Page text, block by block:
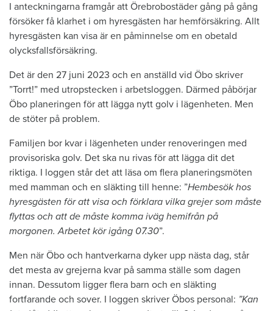
I anteckningarna framgår att Örebrobostäder gång på gång
försöker få klarhet i om hyresgästen har hemförsäkring. Allt
hyresgästen kan visa är en påminnelse om en obetald
olycksfallsförsäkring.
Det är den 27 juni 2023 och en anställd vid Öbo skriver
”Torrt!” med utropstecken i arbetsloggen. Därmed påbörjar
Öbo planeringen för att lägga nytt golv i lägenheten. Men
de stöter på problem.
Familjen bor kvar i lägenheten under renoveringen med
provisoriska golv. Det ska nu rivas för att lägga dit det
riktiga. I loggen står det att läsa om flera planeringsmöten
med mamman och en släkting till henne: ”Hembesök hos
hyresgästen för att visa och förklara vilka grejer som måste
flyttas och att de måste komma iväg hemifrån på
morgonen. Arbetet kör igång 07.30”.
Men när Öbo och hantverkarna dyker upp nästa dag, står
det mesta av grejerna kvar på samma ställe som dagen
innan. Dessutom ligger flera barn och en släkting
fortfarande och sover. I loggen skriver Öbos personal: ”Kan